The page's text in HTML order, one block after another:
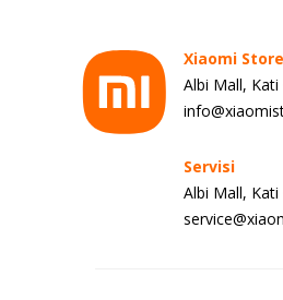
Xiaomi
Albi Mall,
Servisi
Albi Mall,